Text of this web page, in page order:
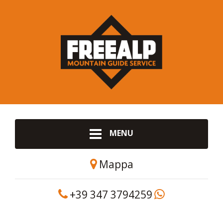
MENU
Mappa
+39 347 3794259